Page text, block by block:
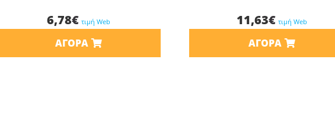
6,78€ τιμή Web
ΑΓΟΡΆ
11,63€ τιμή Web
ΑΓΟΡΆ